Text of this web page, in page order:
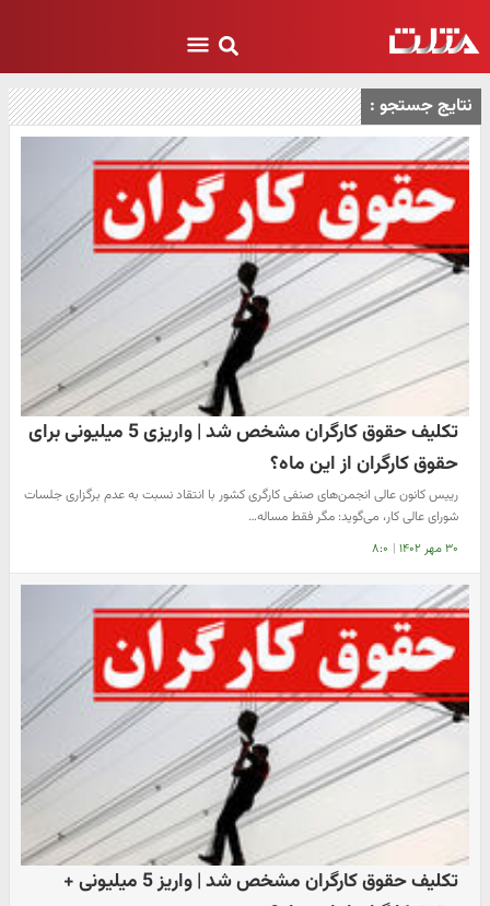
نتایج جستجو :
تکلیف حقوق کارگران مشخص شد | واریزی 5 میلیونی برای
حقوق کارگران از این ماه؟
رییس کانون عالی انجمن‌های صنفی کارگری کشور با انتقاد نسبت به عدم برگزاری جلسات
شورای عالی کار، می‌گوید: مگر فقط مساله…
۳۰ مهر ۱۴۰۲ | ۸:۰
تکلیف حقوق کارگران مشخص شد | واریز 5 میلیونی +